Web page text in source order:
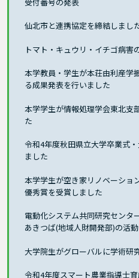
仙北市と連携協定を締結しまし
トマト・キュウリ・イチゴ病害
本学教員・学生が本荘由利産学
る成果発表を行いました
本学学生が情報処理学会東北支
た
令和4年度秋田県立大学卒業式
ました
本学学生が空き家リノベーショ
優秀賞を受賞しました
電動化システム共同研究センタ
あきつば(地域人財開発部)の活
大学院生がグローバルに学術研
令和4年度スマート農業指導士